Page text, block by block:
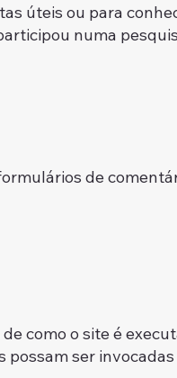
úteis ou para
numa
de
como o site é
possam ser invocadas